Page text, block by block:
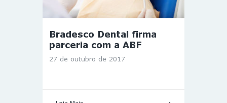
Bradesco Dental firma
parceria com a ABF
27 de outubro de 2017